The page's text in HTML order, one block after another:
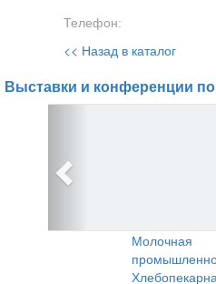
Телефон:
<< Назад в каталог
Выставки и конференции
Молочная